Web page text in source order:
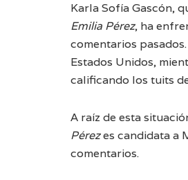
Karla Sofía Gascón,
Emilia Pérez, ha
comentarios
Estados Unidos,
calificando los tuits
A raíz de esta
Pérezes candidata a
comentarios.